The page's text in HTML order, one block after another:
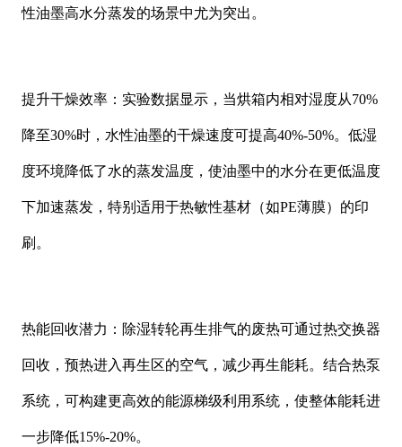
性油墨高水分蒸发的场景中尤为突出。
提升干燥效率：实验数据显示，当烘箱内相对湿度从70%
降至30%时，水性油墨的干燥速度可提高40%-50%。低湿
度环境降低了水的蒸发温度，使油墨中的水分在更低温度
下加速蒸发，特别适用于热敏性基材（如PE薄膜）的印
刷。
热能回收潜力：除湿转轮再生排气的废热可通过热交换器
回收，预热进入再生区的空气，减少再生能耗。结合热泵
系统，可构建更高效的能源梯级利用系统，使整体能耗进
一步降低15%-20%。